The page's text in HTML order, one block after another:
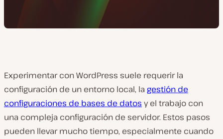
Experimentar con WordPress suele requerir la
configuración de un entorno local, la gestión de
configuraciones de bases de datos y el trabajo con
una compleja configuración de servidor. Estos pasos
pueden llevar mucho tiempo, especialmente cuando